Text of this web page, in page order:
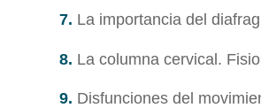
7. La importancia del
8. La columna cervical.
9. Disfunciones del